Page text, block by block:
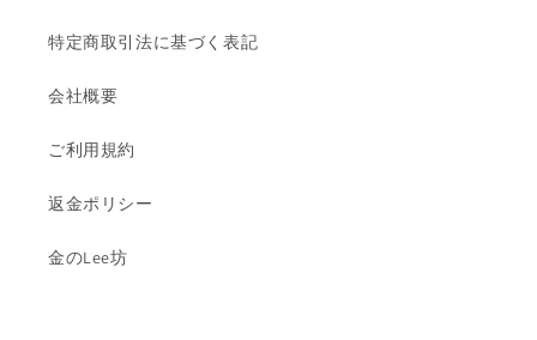
特定商取引法に基づく表記
会社概要
ご利用規約
返金ポリシー
金のLee坊